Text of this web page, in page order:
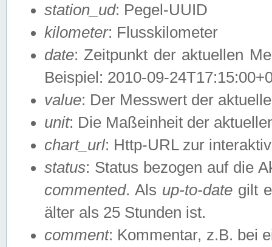
station_ud: Pegel-UUID
kilometer: Flusskilometer
date: Zeitpunkt der aktuellen
Beispiel: 2010-09-
value: Der Messwert der
unit: Die Maßeinheit der
chart_url: Http-URL zur
status: Status bezogen auf die
commented. Als up-to-date gilt
älter als 25 Stunden ist.
comment: Kommentar, z.B. bei